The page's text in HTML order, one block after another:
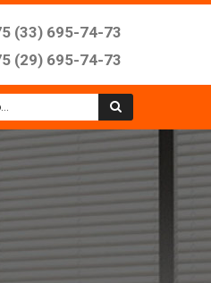
(33) 695-74-73
(29) 695-74-73